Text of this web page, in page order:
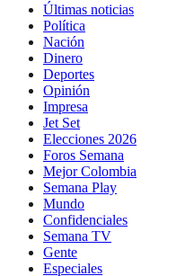
Últimas noticias
Política
Nación
Dinero
Deportes
Opinión
Impresa
Jet Set
Elecciones 2026
Foros Semana
Mejor Colombia
Semana Play
Mundo
Confidenciales
Semana TV
Gente
Especiales